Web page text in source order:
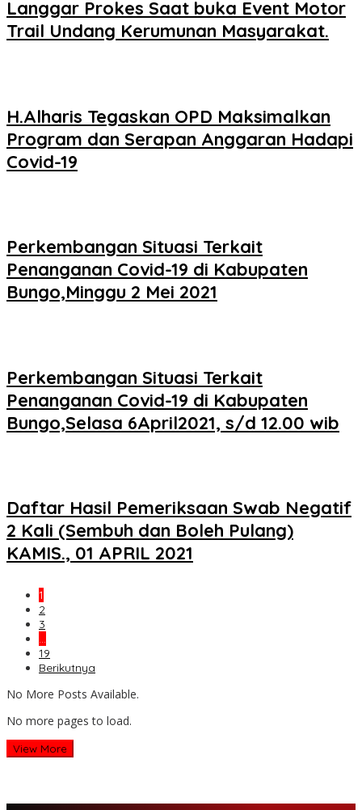
Langgar Prokes Saat buka Event Motor
Trail Undang Kerumunan Masyarakat.
H.Alharis Tegaskan OPD Maksimalkan
Program dan Serapan Anggaran Hadapi
Covid-19
Perkembangan Situasi Terkait
Penanganan Covid-19 di Kabupaten
Bungo,Minggu 2 Mei 2021
Perkembangan Situasi Terkait
Penanganan Covid-19 di Kabupaten
Bungo,Selasa 6April2021, s/d 12.00 wib
Daftar Hasil Pemeriksaan Swab Negatif
2 Kali (Sembuh dan Boleh Pulang)
KAMIS., 01 APRIL 2021
1
2
3
…
19
Berikutnya
No More Posts Available.
No more pages to load.
View More